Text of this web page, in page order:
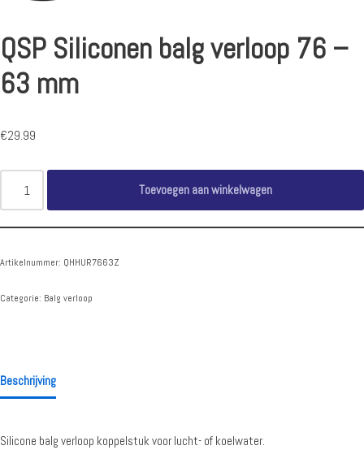
QSP Siliconen balg verloop 76 –
63 mm
€29.99
Toevoegen aan winkelwagen
Artikelnummer: QHHUR7663Z
Categorie: Balg verloop
Beschrijving
Silicone balg verloop koppelstuk voor lucht- of koelwater.